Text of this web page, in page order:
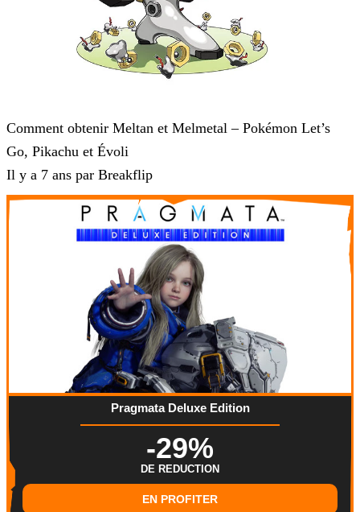
Comment obtenir Meltan et Melmetal – Pokémon Let’s
Go, Pikachu et Évoli
Il y a 7 ans par Breakflip
Pragmata Deluxe Edition
-29%
DE REDUCTION
EN PROFITER